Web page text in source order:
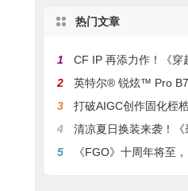
热门文章
1
CF IP 再添力作！《穿越火线：潜伏
2
英特尔® 锐炫™ Pro B70：以专业算力，
3
打破AIGC创作固化桎梏！绘梦工坊上线绘
4
清凉夏日换装来袭！《碧蓝航线》9周
5
《FGO》十周年将至，1500圣晶石